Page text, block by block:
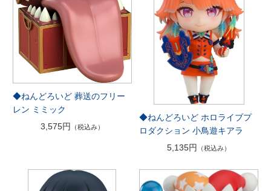
◆ねんどろいど 葬送のフリー
レン ミミック
3,575円
（税込み）
◆ねんどろいど ホロライブプ
ロダクション 小鳥遊キアラ
5,135円
（税込み）